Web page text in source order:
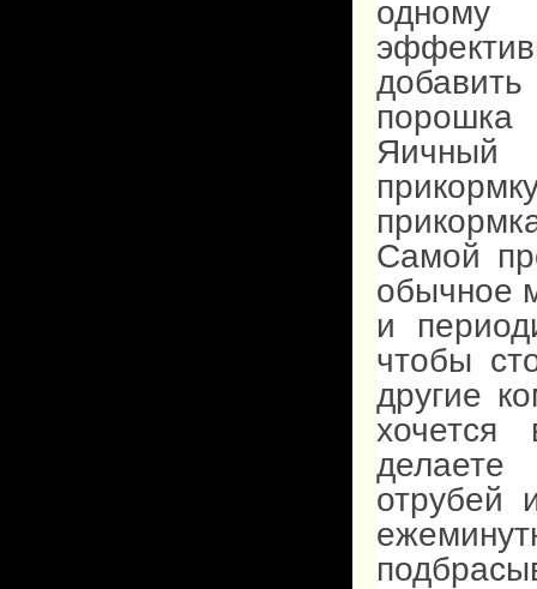
одному
Яичный
Самой
обычное
и
чтобы
другие
хочется
делаете
отрубей